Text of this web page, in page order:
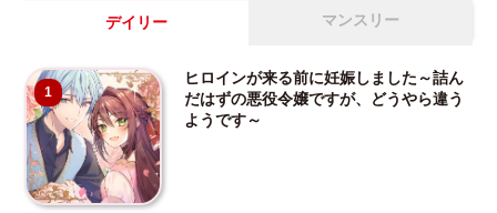
デイリー マンスリー
1
ヒロインが来る前に妊娠しました～詰ん
だはずの悪役令嬢ですが、どうやら違う
ようです～